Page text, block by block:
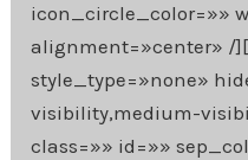
icon_circle_color=»»
alignment=»center» /
style_type=»none»
visibility,medium-
class=»» id=»»